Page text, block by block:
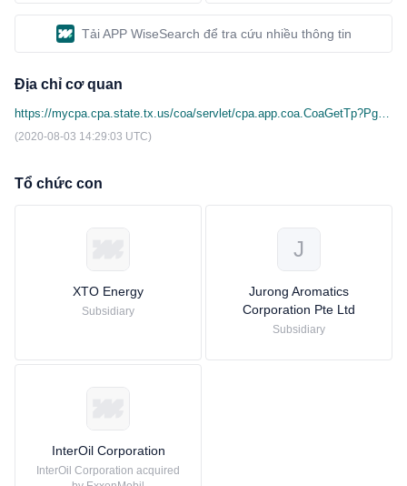
Tải APP WiseSearch để tra cứu nhiều thông tin
Địa chỉ cơ quan
https://mycpa.cpa.state.tx.us/coa/servlet/cpa.app.coa.CoaGetTp?Pg=tpid&Search_Nm=3FC &Button=search&Search_ID=11354090059
(2020-08-03 14:29:03 UTC)
Tổ chức con
XTO Energy
Subsidiary
J
Jurong Aromatics
Corporation Pte Ltd
Subsidiary
InterOil Corporation
InterOil Corporation acquired